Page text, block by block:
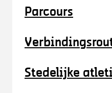
Parcours
Stedelijke